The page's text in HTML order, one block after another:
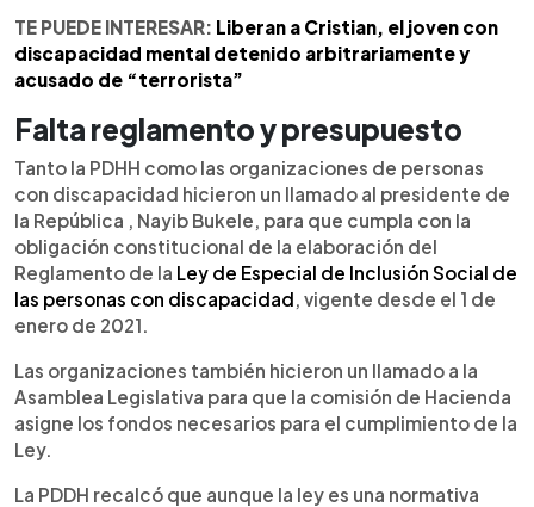
TE PUEDE INTERESAR: Liberan a Cristian, el joven con
discapacidad mental detenido arbitrariamente y
acusado de “terrorista”
Falta reglamento y presupuesto
Tanto la PDHH como las organizaciones de personas
con discapacidad hicieron un llamado al presidente de
la República , Nayib Bukele, para que cumpla con la
obligación constitucional de la elaboración del
Reglamento de la Ley de Especial de Inclusión Social de
las personas con discapacidad, vigente desde el 1 de
enero de 2021.
Las organizaciones también hicieron un llamado a la
Asamblea Legislativa para que la comisión de Hacienda
asigne los fondos necesarios para el cumplimiento de la
Ley.
La PDDH recalcó que aunque la ley es una normativa